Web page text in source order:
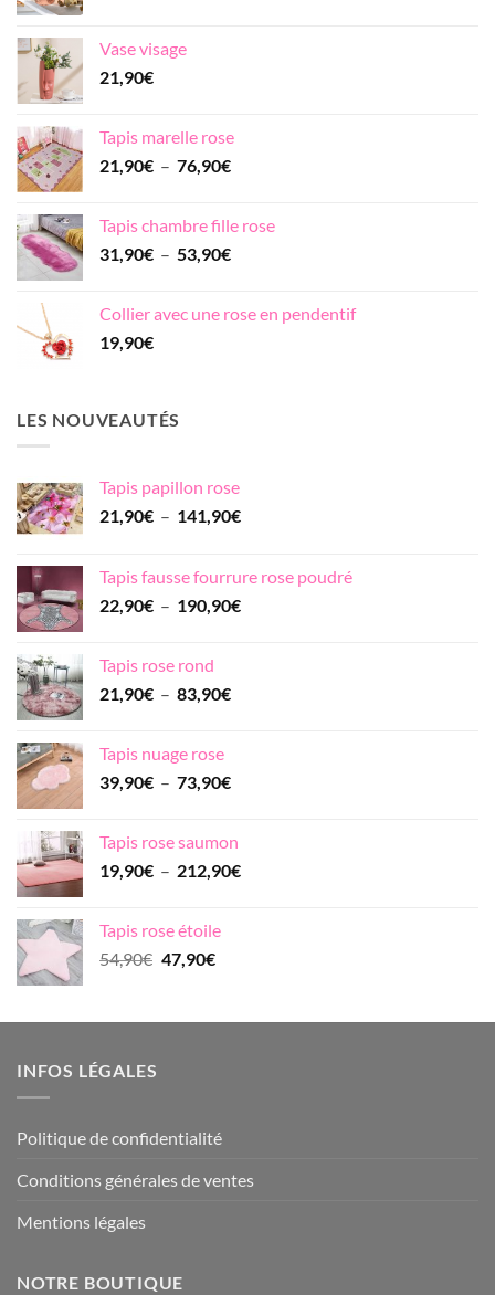
était :
Vase visage
21,90€
Tapis marelle rose
21,90€ – 76,90€Plage
21,90€
à
Tapis chambre fille rose
31,90€ – 53,90€Plage
31,90€
Collier avec une rose en pendentif
19,90€
LES NOUVEAUTÉS
Tapis papillon rose
21,90€ – 141,90€Plage
21,90€
à
Tapis fausse fourrure rose poudré
22,90€ – 190,90€Plage
Tapis rose rond
21,90€ – 83,90€Plage
à
Tapis nuage rose
39,90€ – 73,90€Plage
39,90€
à
Tapis rose saumon
19,90€ – 212,90€Plage
Tapis rose étoile
54,90€ Le
était :
47,90€Le
est :
INFOS LÉGALES
Politique de confidentialité
Conditions générales de ventes
Mentions légales
NOTRE BOUTIQUE